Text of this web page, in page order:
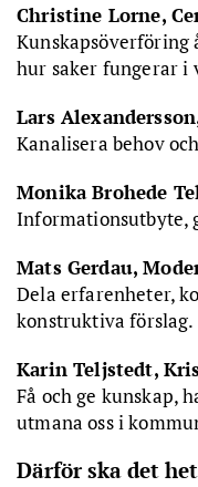
Christine Lorne,
Kunskapsöverföring
hur saker fungerar i
Lars
Kanalisera behov
Monika Brohede
Informationsutbyte,
Mats Gerdau,
Dela erfarenheter,
konstruktiva förslag.
Karin Teljstedt,
Få och ge kunskap,
utmana oss i
Därför ska det